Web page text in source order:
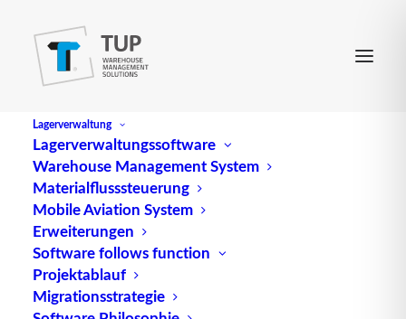
Lagerverwaltung
Lagerverwaltungssoftware
Warehouse Management System
Materialflusssteuerung
Mobile Aviation System
Erweiterungen
Software follows function
Projektablauf
Migrationsstrategie